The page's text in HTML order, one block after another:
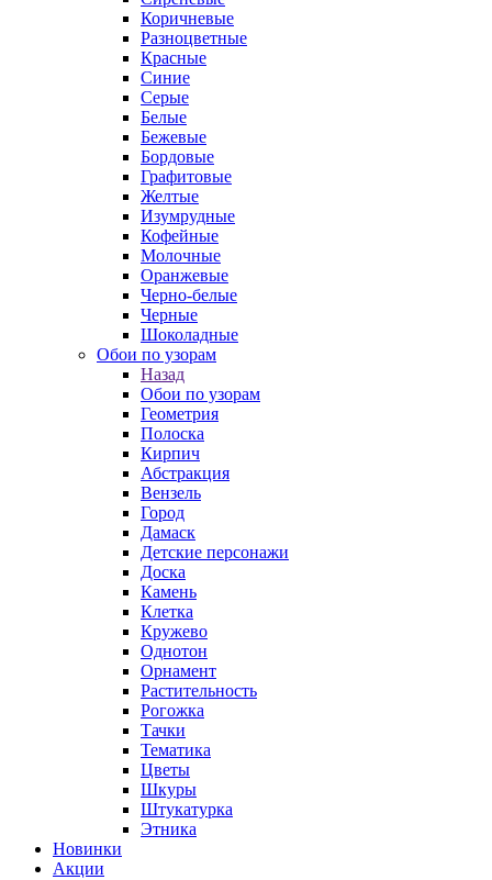
Коричневые
Разноцветные
Красные
Синие
Серые
Белые
Бежевые
Бордовые
Графитовые
Желтые
Изумрудные
Кофейные
Молочные
Оранжевые
Черно-белые
Черные
Шоколадные
Обои по узорам
Назад
Обои по узорам
Геометрия
Полоска
Кирпич
Абстракция
Вензель
Город
Дамаск
Детские персонажи
Доска
Камень
Клетка
Кружево
Однотон
Орнамент
Растительность
Рогожка
Тачки
Тематика
Цветы
Шкуры
Штукатурка
Этника
Новинки
Акции